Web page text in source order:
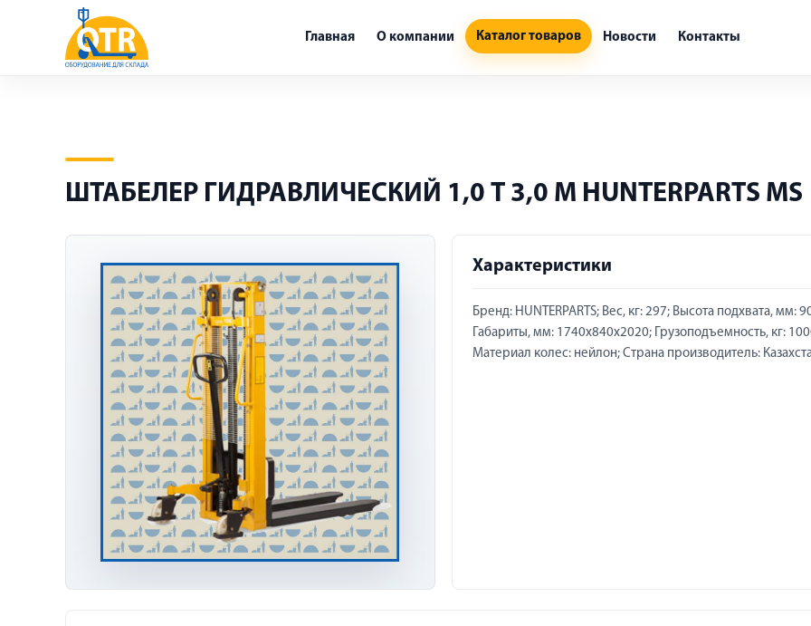
Главная О компании Каталог товаров Новости Контакты
ШТАБЕЛЕР ГИДРАВЛИЧЕСКИЙ 1,0 Т 3,0 М HUNTERPARTS MS
Характеристики
Бренд: HUNTERPARTS; Вес, кг: 297; Высота подхвата, мм:
Габариты, мм: 1740х840х2020; Грузоподъемность, кг:
Материал колес: нейлон; Страна производитель: